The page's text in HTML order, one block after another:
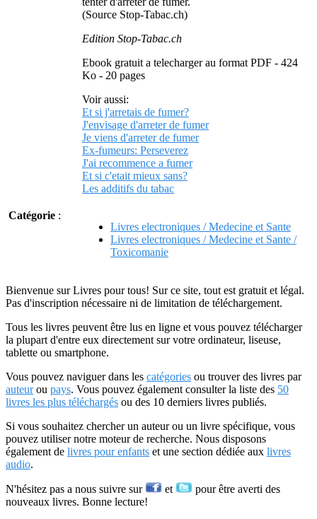
(Source Stop-Tabac.ch)
Edition Stop-Tabac.ch
Ebook gratuit a telecharger au format PDF - 424
Ko - 20 pages
Voir aussi:
Et si j'arretais de fumer?
J'envisage d'arreter de fumer
Je viens d'arreter de fumer
Ex-fumeurs: Perseverez
J'ai recommence a fumer
Et si c'etait mieux sans?
Les additifs du tabac
Catégorie :
Livres electroniques / Medecine et Sante
Livres electroniques / Medecine et Sante /
Toxicomanie
Bienvenue sur Livres pour tous! Sur ce site, tout est gratuit et légal.
Pas d'inscription nécessaire ni de limitation de téléchargement.
Tous les livres peuvent être lus en ligne et vous pouvez télécharger
la plupart d'entre eux directement sur votre ordinateur, liseuse,
tablette ou smartphone.
Vous pouvez naviguer dans les catégories ou trouver des livres par
auteurou pays. Vous pouvez également consulter la liste des 50
livres les plus téléchargés ou des 10 derniers livres publiés.
Si vous souhaitez chercher un auteur ou un livre spécifique, vous
pouvez utiliser notre moteur de recherche. Nous disposons
également de livres pour enfants et une section dédiée aux livres
audio.
N'hésitez pas a nous suivre sur et
pour être averti des
nouveaux livres. Bonne lecture!